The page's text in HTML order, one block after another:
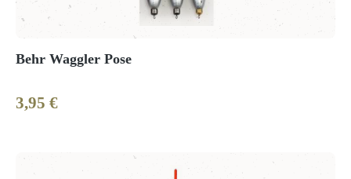
Behr Waggler Pose
Regulärer Preis:
3,95 €